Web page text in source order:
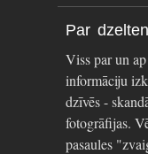
Par
Viss par un
informāciju
dzīvēs -
fotogrāfijas.
pasaules